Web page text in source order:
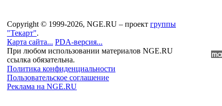
Copyright © 1999-2026, NGE.RU – проект группы
"Текарт".
Карта сайта... PDA-версия...
При любом использовании материалов NGE.RU
ссылка обязательна.
Политика конфиденциальности
Пользовательское соглашение
Реклама на NGE.RU